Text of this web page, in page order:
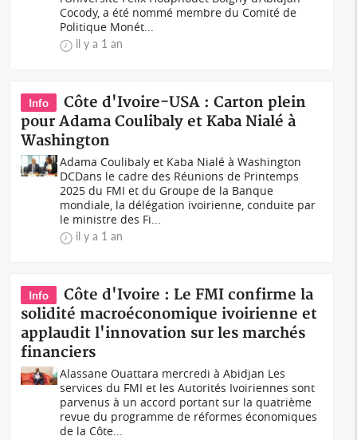
Cocody, a été nommé membre du Comité de
Politique Monét...
il y a 1 an
Info
Côte d'Ivoire-USA : Carton plein
pour Adama Coulibaly et Kaba Nialé à
Washington
Adama Coulibaly et Kaba Nialé à Washington
DCDans le cadre des Réunions de Printemps
2025 du FMI et du Groupe de la Banque
mondiale, la délégation ivoirienne, conduite par
le ministre des Fi...
il y a 1 an
Info
Côte d'Ivoire : Le FMI confirme la
solidité macroéconomique ivoirienne et
applaudit l'innovation sur les marchés
financiers
Alassane Ouattara mercredi à Abidjan Les
services du FMI et les Autorités Ivoiriennes sont
parvenus à un accord portant sur la quatrième
revue du programme de réformes économiques
de la Côte...